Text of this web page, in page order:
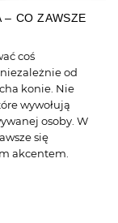
– CO ZAWSZE
coś
od
konie. Nie
wywołują
osoby. W
się
akcentem.